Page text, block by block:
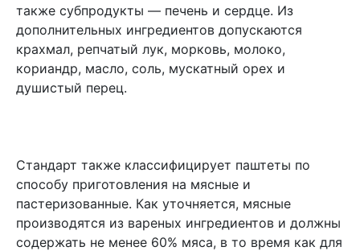
также субпродукты — печень и сердце. Из
дополнительных ингредиентов допускаются
крахмал, репчатый лук, морковь, молоко,
кориандр, масло, соль, мускатный орех и
душистый перец.
Стандарт также классифицирует паштеты по
способу приготовления на мясные и
пастеризованные. Как уточняется, мясные
производятся из вареных ингредиентов и должны
содержать не менее 60% мяса, в то время как для